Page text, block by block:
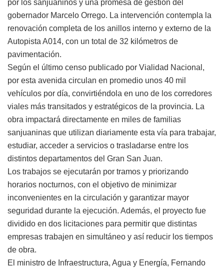
por los sanjuaninos y una promesa de gestión del
gobernador Marcelo Orrego. La intervención contempla la
renovación completa de los anillos interno y externo de la
Autopista A014, con un total de 32 kilómetros de
pavimentación.
Según el último censo publicado por Vialidad Nacional,
por esta avenida circulan en promedio unos 40 mil
vehículos por día, convirtiéndola en uno de los corredores
viales más transitados y estratégicos de la provincia. La
obra impactará directamente en miles de familias
sanjuaninas que utilizan diariamente esta vía para trabajar,
estudiar, acceder a servicios o trasladarse entre los
distintos departamentos del Gran San Juan.
Los trabajos se ejecutarán por tramos y priorizando
horarios nocturnos, con el objetivo de minimizar
inconvenientes en la circulación y garantizar mayor
seguridad durante la ejecución. Además, el proyecto fue
dividido en dos licitaciones para permitir que distintas
empresas trabajen en simultáneo y así reducir los tiempos
de obra.
El ministro de Infraestructura, Agua y Energía, Fernando